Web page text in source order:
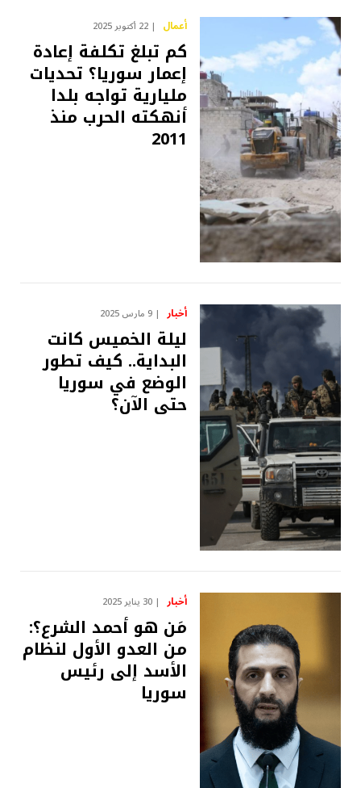
أعمال 22 أكتوبر 2025
كم تبلغ تكلفة إعادة
إعمار سوريا؟ تحديات
مليارية تواجه بلدا
أنهكته الحرب منذ
2011
أخبار 9 مارس 2025
ليلة الخميس كانت
البداية.. كيف تطور
الوضع في سوريا
حتى الآن؟
أخبار 30 يناير 2025
مَن هو أحمد الشرع؟:
من العدو الأول لنظام
الأسد إلى رئيس
سوريا